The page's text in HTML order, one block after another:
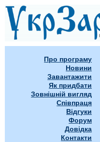
Про програму
Новини
Завантажити
Як придбати
Зовнішній вигляд
Співпраця
Відгуки
Форум
Довідка
Контакти